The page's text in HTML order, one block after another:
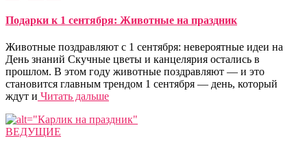
Подарки к 1 сентября: Животные на праздник
Животные поздравляют с 1 сентября: невероятные идеи на
День знаний Скучные цветы и канцелярия остались в
прошлом. В этом году животные поздравляют — и это
становится главным трендом 1 сентября — день, который
ждут и Читать дальше
ВЕДУЩИЕ